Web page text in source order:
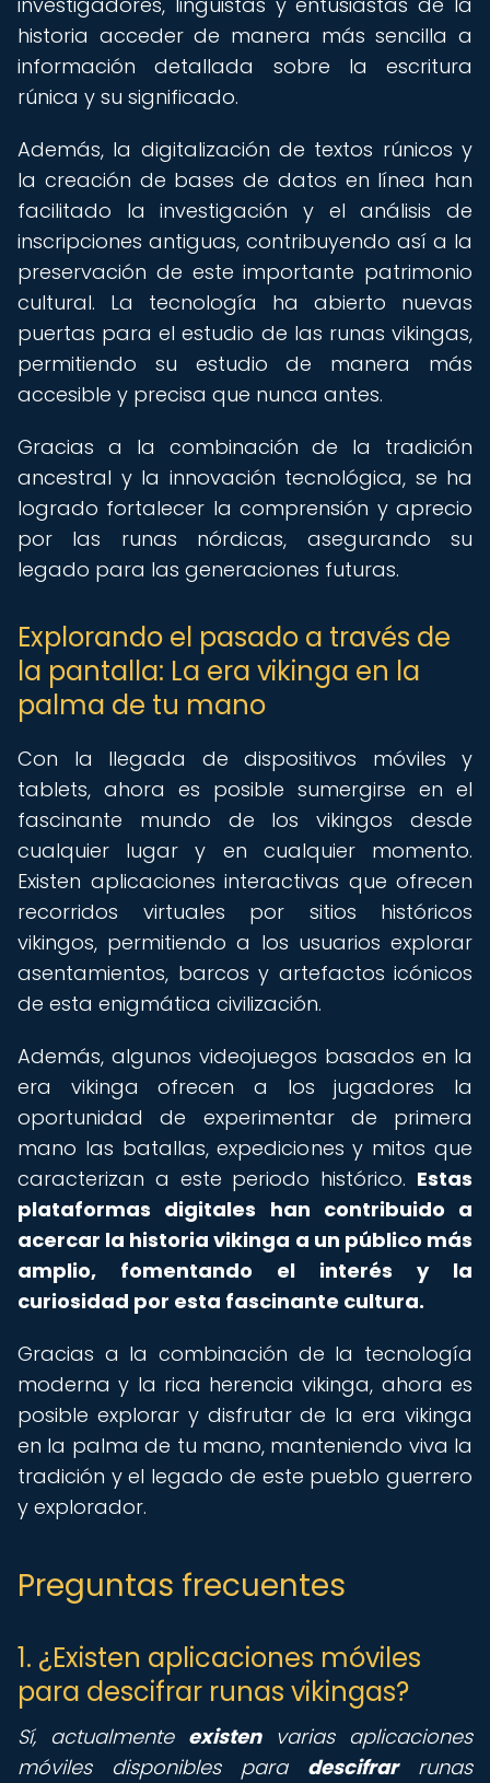
historia acceder de manera más sencilla a
información detallada sobre la escritura
rúnica y su significado.
Además, la digitalización de textos rúnicos y
la creación de bases de datos en línea han
facilitado la investigación y el análisis de
inscripciones antiguas, contribuyendo así a la
preservación de este importante patrimonio
cultural. La tecnología ha abierto nuevas
puertas para el estudio de las runas vikingas,
permitiendo su estudio de manera más
accesible y precisa que nunca antes.
Gracias a la combinación de la tradición
ancestral y la innovación tecnológica, se ha
logrado fortalecer la comprensión y aprecio
por las runas nórdicas, asegurando su
legado para las generaciones futuras.
Explorando el pasado a través de
la pantalla: La era vikinga en la
palma de tu mano
Con la llegada de dispositivos móviles y
tablets, ahora es posible sumergirse en el
fascinante mundo de los vikingos desde
cualquier lugar y en cualquier momento.
Existen aplicaciones interactivas que ofrecen
recorridos virtuales por sitios históricos
vikingos, permitiendo a los usuarios explorar
asentamientos, barcos y artefactos icónicos
de esta enigmática civilización.
Además, algunos videojuegos basados en la
era vikinga ofrecen a los jugadores la
oportunidad de experimentar de primera
mano las batallas, expediciones y mitos que
caracterizan a este periodo histórico. Estas
plataformas digitales han contribuido a
acercar la historia vikinga a un público más
amplio, fomentando el interés y la
curiosidad por esta fascinante cultura.
Gracias a la combinación de la tecnología
moderna y la rica herencia vikinga, ahora es
posible explorar y disfrutar de la era vikinga
en la palma de tu mano, manteniendo viva la
tradición y el legado de este pueblo guerrero
y explorador.
Preguntas frecuentes
1. ¿Existen aplicaciones móviles
para descifrar runas vikingas?
Sí, actualmente existenvarias aplicaciones
móviles disponibles para descifrarrunas